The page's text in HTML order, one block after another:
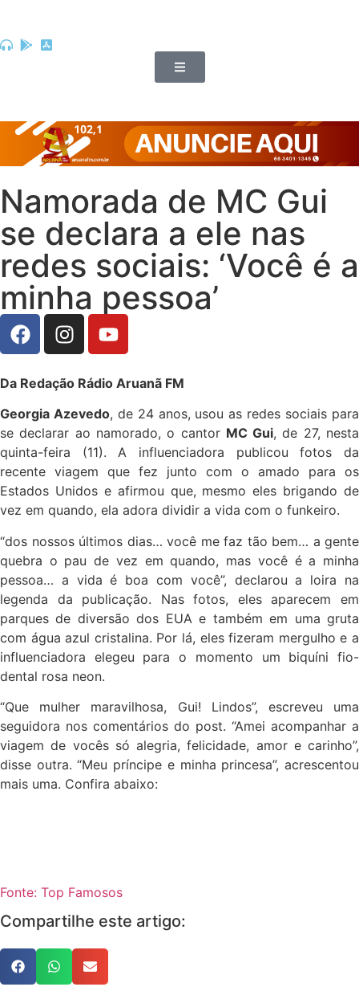
Namorada de MC Gui
se declara a ele nas
redes sociais: ‘Você é a
minha pessoa’
Da Redação Rádio Aruanã FM
Georgia Azevedo, de 24 anos, usou as redes sociais para
se declarar ao namorado, o cantor MC Gui, de 27, nesta
quinta-feira (11). A influenciadora publicou fotos da
recente viagem que fez junto com o amado para os
Estados Unidos e afirmou que, mesmo eles brigando de
vez em quando, ela adora dividir a vida com o funkeiro.
“dos nossos últimos dias… você me faz tão bem… a gente
quebra o pau de vez em quando, mas você é a minha
pessoa… a vida é boa com você”, declarou a loira na
legenda da publicação. Nas fotos, eles aparecem em
parques de diversão dos EUA e também em uma gruta
com água azul cristalina. Por lá, eles fizeram mergulho e a
influenciadora elegeu para o momento um biquíni fio-
dental rosa neon.
“Que mulher maravilhosa, Gui! Lindos”, escreveu uma
seguidora nos comentários do post. “Amei acompanhar a
viagem de vocês só alegria, felicidade, amor e carinho”,
disse outra. “Meu príncipe e minha princesa”, acrescentou
mais uma. Confira abaixo:
Fonte: Top Famosos
Compartilhe este artigo: